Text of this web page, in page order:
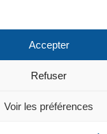
Accepter
Refuser
Voir les préférences
: